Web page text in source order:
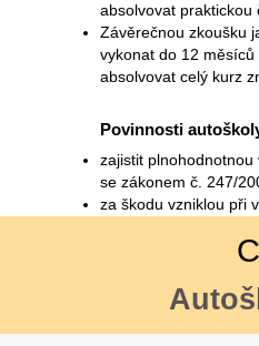
absolvovat praktickou
Závěrečnou zkoušku
vykonat do 12
absolvovat celý kurz
Povinnosti
zajistit
se zákonem č. 247/
za škodu vzniklou při